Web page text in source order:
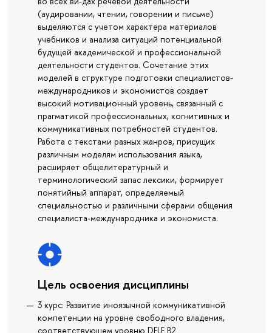
(аудировании, чтении, говорении и письме)
выделяются с учетом характера материалов
учебников и анализа ситуаций потенциальной
будущей академической и профессиональной
деятельности студентов. Сочетание этих
моделей в структуре подготовки специалистов-
международников и экономистов создает
высокий мотивационный уровень, связанный с
прагматикой профессиональных, когнитивных и
коммуникативных потребностей студентов.
Работа с текстами разных жанров, присущих
различным моделям использования языка,
расширяет общелитературный и
терминологический запас лексики, формирует
понятийный аппарат, определяемый
специальностью и различными сферами общения
специалиста-международника и экономиста.
Цель освоения дисциплины
3 курс: Развитие иноязычной коммуникативной
компетенции на уровне свободного владения,
соответствующем уровню DELE B2